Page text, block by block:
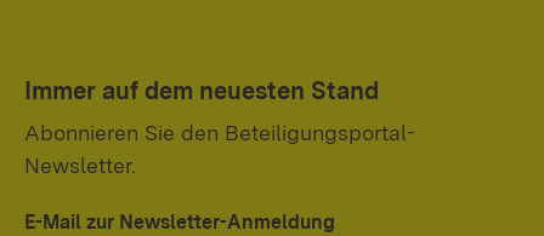
Immer auf dem neuesten Stand
Abonnieren Sie den Beteiligungsportal-
Newsletter.
E-Mail zur Newsletter-Anmeldung